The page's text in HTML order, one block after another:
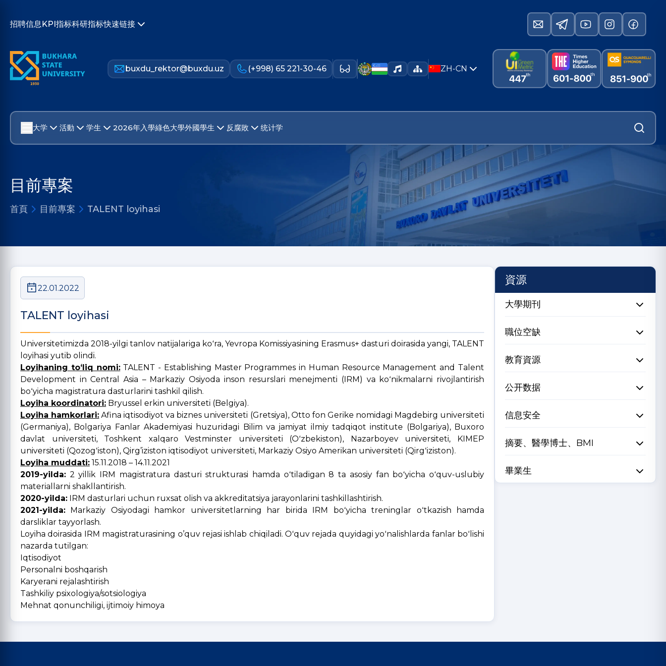
招聘信息KPI指标科研指标快速链接
buxdu_rektor@buxdu.uz (+998) 65 221-30-46 ZH-CN
大学 活動 学生 2026年入學綠色大學外國學生 反腐敗 统计学
目前專案
首頁 目前專案 TALENT loyihasi
22.01.2022
TALENT loyihasi
Universitetimizda 2018-yilgi tanlov natijalariga koʻra, Yevropa Komissiyasining Erasmus+ dasturi doirasida yangi, TALENT
loyihasi yutib olindi.
Loyihaning toʻliq nomi:TALENT - Establishing Master Programmes in Human Resource Management and Talent
Development in Central Asia – Markaziy Osiyoda inson resurslari menejmenti (IRM) va koʻnikmalarni rivojlantirish
boʻyicha magistratura dasturlarini tashkil qilish.
Loyiha koordinatori: Bryussel erkin universiteti (Belgiya).
Loyiha hamkorlari: Afina iqtisodiyot va biznes universiteti (Gretsiya), Otto fon Gerike nomidagi Magdebirg universiteti
(Germaniya), Bolgariya Fanlar Akademiyasi huzuridagi Bilim va jamiyat ilmiy tadqiqot institute (Bolgariya), Buxoro
davlat universiteti, Toshkent xalqaro Vestminster universiteti (Oʻzbekiston), Nazarboyev universiteti, KIMEP
universiteti (Qozogʻiston), Qirg’iziston iqtisodiyot universiteti, Markaziy Osiyo Amerikan universiteti (Qirgʻiziston).
Loyiha muddati: 15.11.2018 – 14.11.2021
2019-yilda: 2 yillik IRM magistratura dasturi strukturasi hamda oʻtiladigan 8 ta asosiy fan boʻyicha oʻquv-uslubiy
materiallarni shakllantirish.
2020-yilda: IRM dasturlari uchun ruxsat olish va akkreditatsiya jarayonlarini tashkillashtirish.
2021-yilda: Markaziy Osiyodagi hamkor universitetlarning har birida IRM boʻyicha treninglar oʻtkazish hamda
darsliklar tayyorlash.
Loyiha doirasida IRM magistraturasining o’quv rejasi ishlab chiqiladi. Oʻquv rejada quyidagi yoʻnalishlarda fanlar boʻlishi
nazarda tutilgan:
Iqtisodiyot
Personalni boshqarish
Karyerani rejalashtirish
Tashkiliy psixologiya/sotsiologiya
Mehnat qonunchiligi, ijtimoiy himoya
資源
大學期刊
職位空缺
教育資源
公开数据
信息安全
摘要、醫學博士、BMI
畢業生